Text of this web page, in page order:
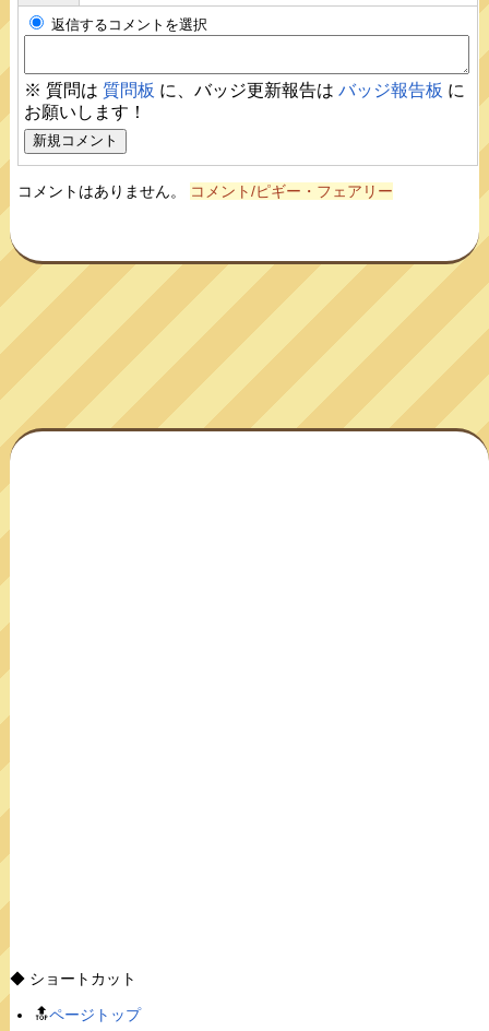
返信するコメントを選択
※ 質問は 質問板 に、バッジ更新報告はバッジ報告板 に
お願いします！
コメントはありません。 コメント/ピギー・フェアリー
◆ ショートカット
🔝ページトップ